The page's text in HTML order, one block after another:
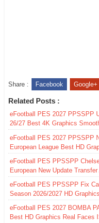
Share : Facebook Google+
Related Posts :
eFootball PES 2027 PPSSPP
26/27 Best 4K Graphics
eFootball PES 2027 PPSSPP
European League Best HD
eFootball PES PPSSPP
European New Update
eFootball PES PPSSPP Fix
Season 2026/2027 HD
eFootball PES 2027 BOMBA
Best HD Graphics Real Faces